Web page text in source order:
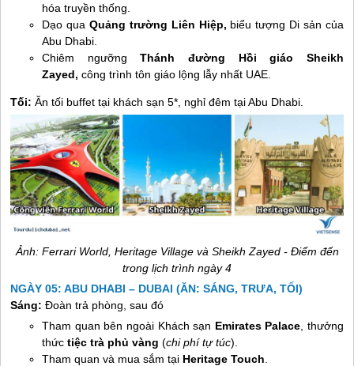
hóa truyền thống.
Dạo qua Quảng trường Liên Hiệp, biểu tượng Di sản của
Abu Dhabi.
Chiêm ngưỡngThánh đường Hồi giáo Sheikh
Zayed, công trình tôn giáo lộng lẫy nhất UAE.
Tối: Ăn tối buffet tại khách sạn 5*, nghỉ đêm tại Abu Dhabi.
Ảnh: Ferrari World, Heritage Village và Sheikh Zayed - Điểm đến
trong lịch trình ngày 4
NGÀY 05: ABU DHABI – DUBAI (ĂN: SÁNG, TRƯA, TỐI)
Sáng: Đoàn trả phòng, sau đó
Tham quan bên ngoài Khách sạn Emirates Palace , thưởng
thứctiệc trà phủ vàng (chi phí tự túc).
Tham quan và mua sắm tại Heritage Touch